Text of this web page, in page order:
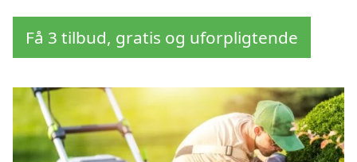
Få 3 tilbud, gratis og uforpligtende